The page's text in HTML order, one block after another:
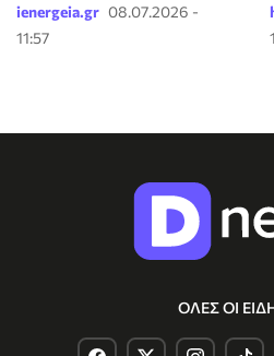
ienergeia.gr 08.07.2026 -
11:57
ΟΛΕΣ ΟΙ